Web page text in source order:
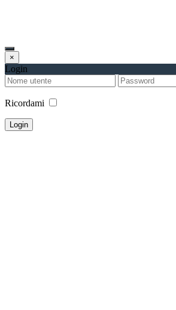
×
Login
Ricordami